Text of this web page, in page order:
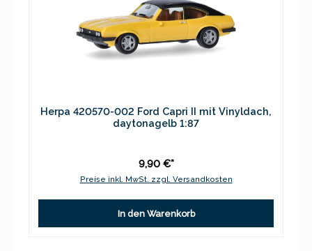
Herpa 420570-002 Ford Capri II mit Vinyldach,
daytonagelb 1:87
9,90 €*
Preise inkl. MwSt. zzgl. Versandkosten
In den Warenkorb